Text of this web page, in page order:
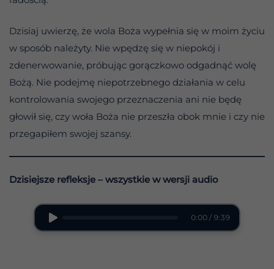
Dzisiaj uwierzę, że wola Boża wypełnia się w moim życiu
w sposób należyty. Nie wpędzę się w niepokój i
zdenerwowanie, próbując gorączkowo odgadnąć wolę
Bożą. Nie podejmę niepotrzebnego działania w celu
kontrolowania swojego przeznaczenia ani nie będę
głowił się, czy woła Boża nie przeszła obok mnie i czy nie
przegapiłem swojej szansy.
Dzisiejsze refleksje – wszystkie w wersji audio
0:00 / 9:39